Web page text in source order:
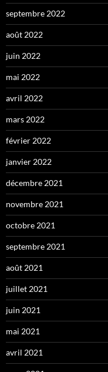
septembre 2022
août 2022
juin 2022
mai 2022
avril 2022
mars 2022
février 2022
janvier 2022
décembre 2021
novembre 2021
octobre 2021
septembre 2021
août 2021
juillet 2021
juin 2021
mai 2021
avril 2021